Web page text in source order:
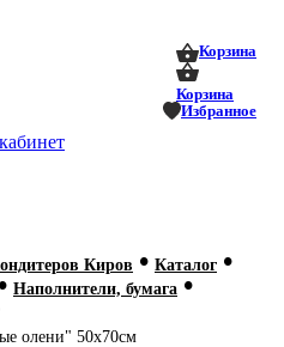
Корзина
Корзина
Избранное
Киров • Каталог •
• Наполнители, бумага •
олени" 50х70см